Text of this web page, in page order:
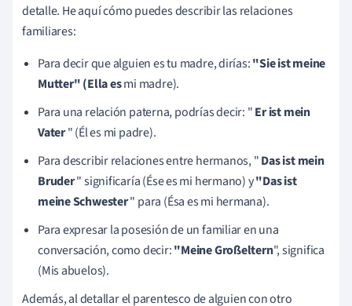
detalle. He aquí cómo puedes describir las relaciones
familiares:
Para decir que alguien es tu madre, dirías:"Sie ist meine
Mutter" (Ella esmi madre).
Para una relación paterna, podrías decir: "Er ist mein
Vater" (Él es mi padre).
Para describir relaciones entre hermanos, "Das ist mein
Bruder" significaría (Ése es mi hermano) y"Das ist
meine Schwester" para (Ésa es mi hermana).
Para expresar la posesión de un familiar en una
conversación, como decir:"Meine Großeltern", significa
(Mis abuelos).
Además, al detallar el parentesco de alguien con otro